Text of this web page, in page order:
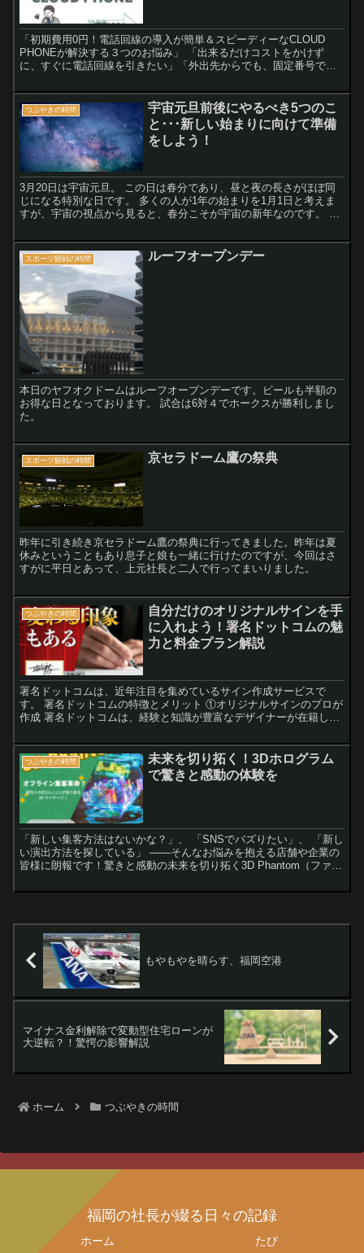
「初期費用0円！電話回線の導入が簡単＆スピーディーなCLOUD
PHONEが解決する３つのお悩み」 「出来るだけコストをかけず
に、すぐに電話回線を引きたい」「外出先からでも、固定番号で受
つぶやきの時間
宇宙元旦前後にやるべき5つのこ
と･･･新しい始まりに向けて準備
をしよう！
3月20日は宇宙元旦。 この日は春分であり、昼と夜の長さがほぼ同
じになる特別な日です。 多くの人が1年の始まりを1月1日と考えま
すが、宇宙の視点から見ると、春分こそが宇宙の新年なのです。 こ
るための力強いサポートが得られると言われています。
スポーツ観戦の時間 ルーフオープンデー
本日のヤフオクドームはルーフオープンデーです。ビールも半額の
お得な日となっております。 試合は6対４でホークスが勝利しまし
た。
スポーツ観戦の時間 京セラドーム鷹の祭典
昨年に引き続き京セラドーム鷹の祭典に行ってきました。昨年は夏
休みということもあり息子と娘も一緒に行けたのですが、今回はさ
すがに平日とあって、上元社長と二人で行ってまいりました。
つぶやきの時間
自分だけのオリジナルサインを手
に入れよう！署名ドットコムの魅
力と料金プラン解説
署名ドットコムは、近年注目を集めているサイン作成サービスで
す。 署名ドットコムの特徴とメリット ①オリジナルサインのプロが
作成 署名ドットコムは、経験と知識が豊富なデザイナーが在籍して
つぶやきの時間
未来を切り拓く！3Dホログラム
で驚きと感動の体験を
「新しい集客方法はないかな？」、 「SNSでバズりたい」、 「新し
い演出方法を探している」 ――そんなお悩みを抱える店舗や企業の
皆様に朗報です！驚きと感動の未来を切り拓く3D Phantom（ファン
もやもやを晴らす、福岡空港
マイナス金利解除で変動型住宅ローンが
大逆転？！驚愕の影響解説
ホーム つぶやきの時間
福岡の社長が綴る日々の記録
ホーム たび